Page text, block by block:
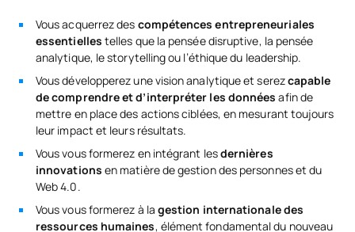
Vous acquerrez des compétences entrepreneuriales
essentiellestelles que la pensée disruptive, la pensée
analytique, le storytelling ou l’éthique du leadership.
Vous développerez une vision analytique et serezcapable
de comprendre et d’interpréter les donnéesafin de
mettre en place des actions ciblées, en mesurant toujours
leur impact et leurs résultats.
Vous vous formerez en intégrant lesdernières
innovations en matière de gestion des personnes et du
Web 4.0.
Vous vous formerez à la gestion internationale des
ressources humaines, élément fondamental du nouveau